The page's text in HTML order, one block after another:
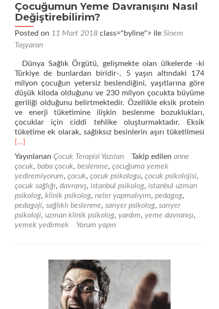
Çocuğumun Yeme Davranışını Nasıl
Değiştirebilirim?
Posted on 11 Mart 2018 class="byline"> ile Sinem
Taşyaran
Dünya Sağlık Örgütü, gelişmekte olan ülkelerde -ki
Türkiye de bunlardan biridir-, 5 yaşın altındaki 174
milyon çocuğun yetersiz beslendiğini, yaşıtlarına göre
düşük kiloda olduğunu ve 230 milyon çocukta büyüme
geriliği olduğunu belirtmektedir. Özellikle eksik protein
ve enerji tüketimine ilişkin beslenme bozuklukları,
çocuklar için ciddi tehlike oluşturmaktadır. Eksik
tüketime ek olarak, sağlıksız besinlerin aşırı tüketilmesi
[…]
Yayınlanan Çocuk Terapisi Yazıları Takip edilen anne
çocuk, baba çocuk, beslenme, çocuğuma yemek
yediremiyorum, çocuk, çocuk psikologu, çocuk psikolojisi,
çocuk sağlığı, davranış, istanbul psikolog, istanbul uzman
psikolog, klinik psikolog, neler yapmalıyım, pedagog,
pedagoji, sağlıklı beslenme, sarıyer psikolog, sarıyer
psikoloji, uzman klinik psikolog, yardım, yeme davranışı,
yemek yedirmek
Yorum yapın